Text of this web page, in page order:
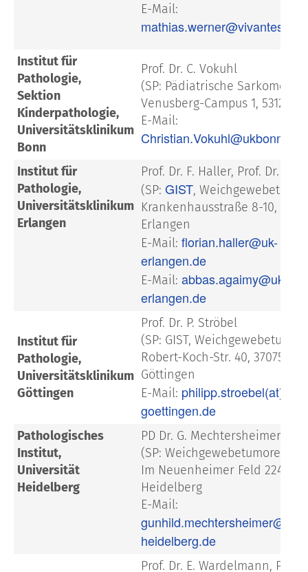
E-Mail:
mathias.werner@vivantes.de
Institut für
Pathologie,
Sektion
Kinderpathologie,
Universitätsklinikum
Bonn
Prof. Dr. C. Vokuhl
(SP: Pädiatrische Sarkome)
Venusberg-Campus 1, 53127
E-Mail:
Christian.Vokuhl@ukbonn.de
Institut für
Pathologie,
Universitätsklinikum
Erlangen
Prof. Dr. F. Haller, Prof. Dr. A.
(SP: GIST,
Krankenhausstraße 8-10,
Erlangen
E-Mail: florian.haller@uk-
erlangen.de
E-Mail: abbas.agaimy@uk-
erlangen.de
Institut für
Pathologie,
Universitätsklinikum
Göttingen
Prof. Dr. P. Ströbel
(SP: GIST,
Robert-Koch-Str. 40, 37075
Göttingen
E-Mail:
goettingen.de
Pathologisches
Institut,
Universität
Heidelberg
PD Dr. G. Mechtersheimer
(SP: Weichgewebetumoren)
Im Neuenheimer Feld 224,
Heidelberg
E-Mail:
heidelberg.de
Prof. Dr. E. Wardelmann, Prof.